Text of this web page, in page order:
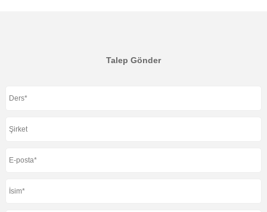
Talep Gönder